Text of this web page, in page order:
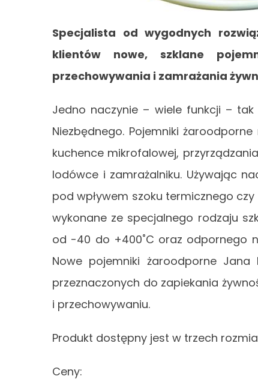
Specjalista od wygodnych
klientów nowe, szklane
przechowywania i zamrażania
Jedno naczynie – wiele funkcji –
Niezbędnego. Pojemniki
kuchence mikrofalowej,
lodówce i zamrażalniku. Używając
pod wpływem szoku termicznego
wykonane ze specjalnego rodzaju
od -40 do +400˚C oraz odpornego
Nowe pojemniki żaroodporne
przeznaczonych do zapiekania
i przechowywaniu.
Produkt dostępny jest w trzech
Ceny: